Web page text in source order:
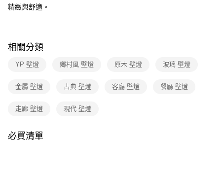
AFTEE先享後付是「在收到商品之後才付款」的支付方式。 讓您購物簡單
便利好安心！
１．於結帳方式選擇「AFTEE先享後付」後，將跳轉至「AFTEE先享後付」
２．訂單成立數日內，您將收到繳費通知簡訊。
３．收到繳費通知簡訊後14天內，點擊此簡訊中的連結，可透過四大超商／
※ 請注意：結帳手續完成當下不需立刻繳費，但若您需要取消訂單，請聯絡
※ 交易是否成功請以「AFTEE先享後付 」之結帳頁面顯示為準，若有關於
新竹貨運宅配
精緻與舒適。
相關分類
YP 壁燈 鄉村風 壁燈 原木 壁燈 玻璃 壁燈
金屬 壁燈 古典 壁燈 客廳 壁燈 餐廳 壁燈
走廊 壁燈 現代 壁燈
必買清單